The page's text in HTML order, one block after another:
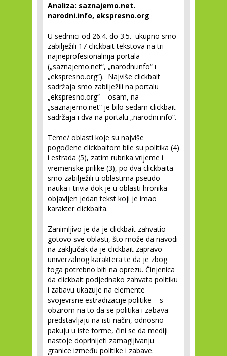
Analiza: saznajemo.net.
narodni.info, ekspresno.org
U sedmici od 26.4. do 3.5. ukupno smo
zabilježili 17 clickbait tekstova na tri
najneprofesionalnija portala
(„saznajemo.net“, „narodni.info“ i
„ekspresno.org“). Najviše clickbait
sadržaja smo zabilježili na portalu
„ekspresno.org“ – osam, na
„saznajemo.net“ je bilo sedam clickbait
sadržaja i dva na portalu „narodni.info“.
Teme/ oblasti koje su najviše
pogođene clickbaitom bile su politika (4)
i estrada (5), zatim rubrika vrijeme i
vremenske prilike (3), po dva clickbaita
smo zabilježili u oblastima pseudo
nauka i trivia dok je u oblasti hronika
objavljen jedan tekst koji je imao
karakter clickbaita.
Zanimljivo je da je clickbait zahvatio
gotovo sve oblasti, što može da navodi
na zaključak da je clickbait zapravo
univerzalnog karaktera te da je zbog
toga potrebno biti na oprezu. Činjenica
da clickbait podjednako zahvata politiku
i zabavu ukazuje na elemente
svojevrsne estradizacije politike – s
obzirom na to da se politika i zabava
predstavljaju na isti način, odnosno
pakuju u iste forme, čini se da mediji
nastoje doprinijeti zamagljivanju
granice između politike i zabave.